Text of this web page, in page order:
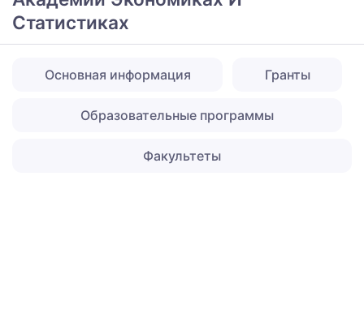
Статистиках
Основная информация Гранты
Образовательные программы
Факультеты